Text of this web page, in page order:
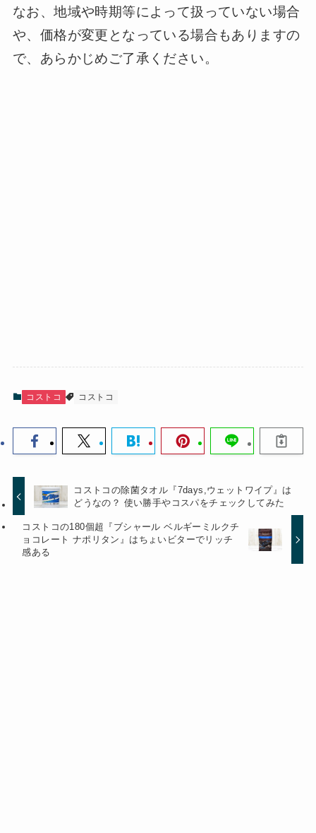
なお、地域や時期等によって扱っていない場合
や、価格が変更となっている場合もありますの
で、あらかじめご了承ください。
コストコ コストコ
コストコの除菌タオル『7days,ウェットワイプ』は
どうなの？ 使い勝手やコスパをチェックしてみた
コストコの180個超『ブシャール ベルギーミルクチ
ョコレート ナポリタン』はちょいビターでリッチ
感ある